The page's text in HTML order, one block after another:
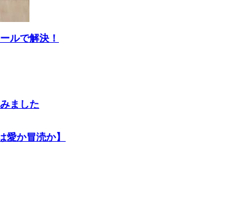
ルで解決！
ました
か冒涜か】